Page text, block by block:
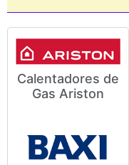
Calentadores de
Gas Ariston
Modelos y Precios de
Calentadores de Gas Ariston